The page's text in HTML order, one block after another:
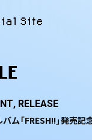
Site
RELEASE
バム「FRESH!!」発売